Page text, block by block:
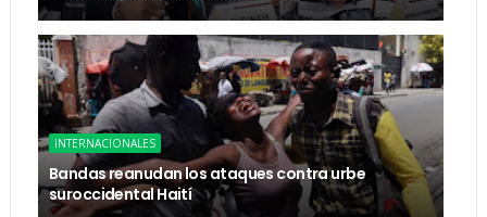
INTERNACIONALES
Bandas reanudan los ataques contra urbe
suroccidental Haití